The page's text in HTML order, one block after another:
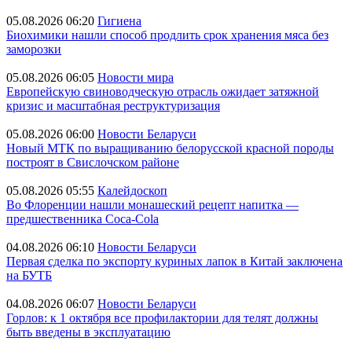
05.08.2026 06:20 Гигиена
Биохимики нашли способ продлить срок хранения мяса без
заморозки
05.08.2026 06:05 Новости мира
Европейскую свиноводческую отрасль ожидает затяжной
кризис и масштабная реструктуризация
05.08.2026 06:00 Новости Беларуси
Новый МТК по выращиванию белорусской красной породы
построят в Свислочском районе
05.08.2026 05:55 Калейдоскоп
Во Флоренции нашли монашеский рецепт напитка —
предшественника Coca-Cola
04.08.2026 06:10 Новости Беларуси
Первая сделка по экспорту куриных лапок в Китай заключена
на БУТБ
04.08.2026 06:07 Новости Беларуси
Горлов: к 1 октября все профилактории для телят должны
быть введены в эксплуатацию